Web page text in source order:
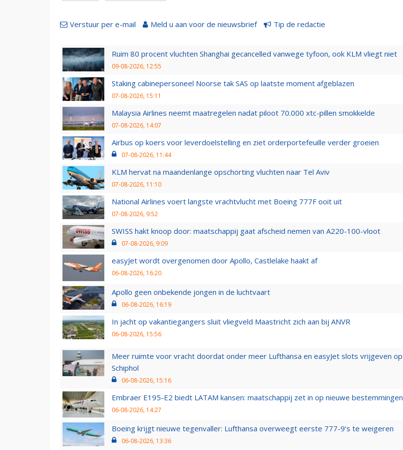
Verstuur per e-mail Meld u aan voor de nieuwsbrief Tip de redactie
Ruim 80 procent vluchten Shanghai gecancelled vanwege tyfoon, ook KLM vliegt niet
09-08-2026, 12:55
Staking cabinepersoneel Noorse tak SAS op laatste moment afgeblazen
07-08-2026, 15:11
Malaysia Airlines neemt maatregelen nadat piloot 70.000 xtc-pillen smokkelde
07-08-2026, 14:07
Airbus op koers voor leverdoelstelling en ziet orderportefeuille verder groeien
07-08-2026, 11:44
KLM hervat na maandenlange opschorting vluchten naar Tel Aviv
07-08-2026, 11:10
National Airlines voert langste vrachtvlucht met Boeing 777F ooit uit
07-08-2026, 9:52
SWISS hakt knoop door: maatschappij gaat afscheid nemen van A220-100-vloot
07-08-2026, 9:09
easyJet wordt overgenomen door Apollo, Castlelake haakt af
06-08-2026, 16:20
Apollo geen onbekende jongen in de luchtvaart
06-08-2026, 16:19
In jacht op vakantiegangers sluit vliegveld Maastricht zich aan bij ANVR
06-08-2026, 15:56
Meer ruimte voor vracht doordat onder meer Lufthansa en easyJet slots vrijgeven op
Schiphol
06-08-2026, 15:16
Embraer E195-E2 biedt LATAM kansen: maatschappij zet in op nieuwe bestemmingen
06-08-2026, 14:27
Boeing krijgt nieuwe tegenvaller: Lufthansa overweegt eerste 777-9’s te weigeren
06-08-2026, 13:36